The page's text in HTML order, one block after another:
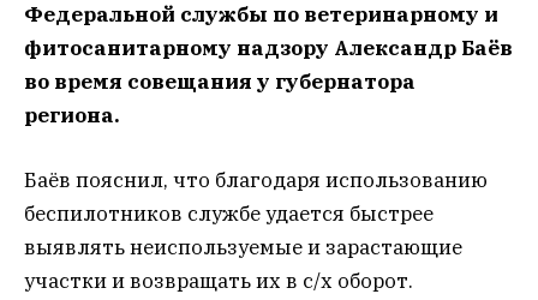
Федеральной службы по ветеринарному и
фитосанитарному надзору Александр Баёв
во время совещания у губернатора
региона.
Баёв пояснил, что благодаря использованию
беспилотников службе удается быстрее
выявлять неиспользуемые и зарастающие
участки и возвращать их в с/х оборот.